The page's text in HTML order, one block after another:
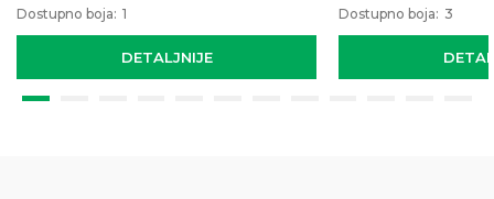
DETALJNIJE
Dostupno boja: 1 Dostupno boja: 3